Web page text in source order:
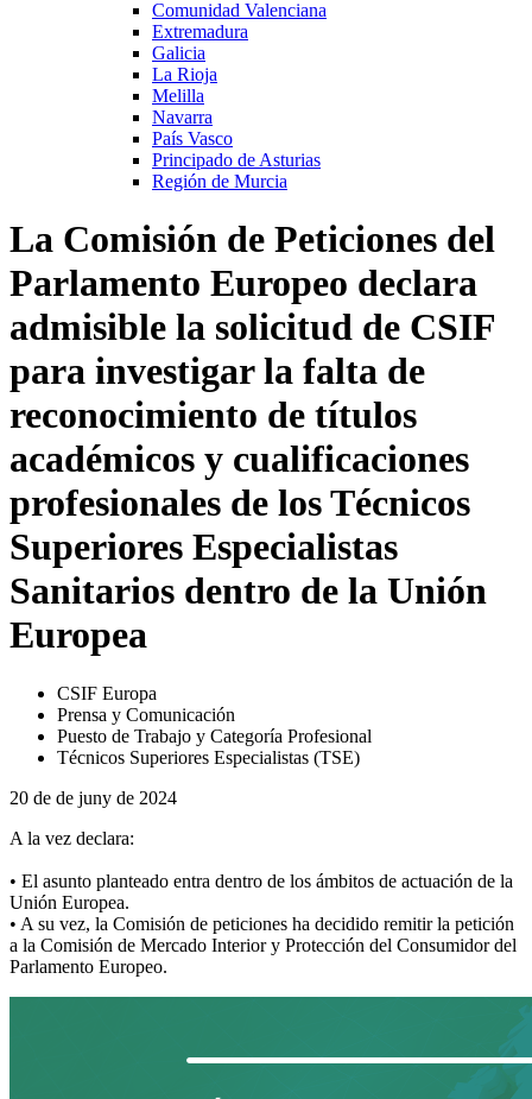
Comunidad Valenciana
Extremadura
Galicia
La Rioja
Melilla
Navarra
País Vasco
Principado de Asturias
Región de Murcia
La Comisión de Peticiones del
Parlamento Europeo declara
admisible la solicitud de CSIF
para investigar la falta de
reconocimiento de títulos
académicos y cualificaciones
profesionales de los Técnicos
Superiores Especialistas
Sanitarios dentro de la Unión
Europea
CSIF Europa
Prensa y Comunicación
Puesto de Trabajo y Categoría Profesional
Técnicos Superiores Especialistas (TSE)
20 de de juny de 2024
A la vez declara:
• El asunto planteado entra dentro de los ámbitos de actuación de la
Unión Europea.
• A su vez, la Comisión de peticiones ha decidido remitir la petición
a la Comisión de Mercado Interior y Protección del Consumidor del
Parlamento Europeo.